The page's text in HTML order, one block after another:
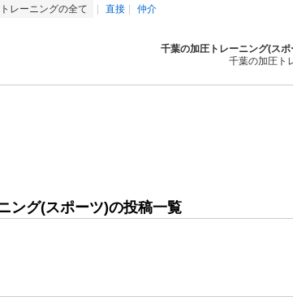
レーニングの全て 直接 仲介
千葉の加圧トレーニング(ス
千葉の加圧ト
ング(スポーツ)の投稿一覧